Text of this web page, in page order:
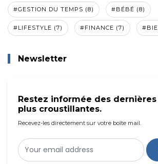
#GESTION DU TEMPS (8) #BÉBÉ (8)
#LIFESTYLE (7) #FINANCE (7)
Newsletter
Restez informée des
plus croustillantes.
Recevez-les directement sur votre boîte mail.